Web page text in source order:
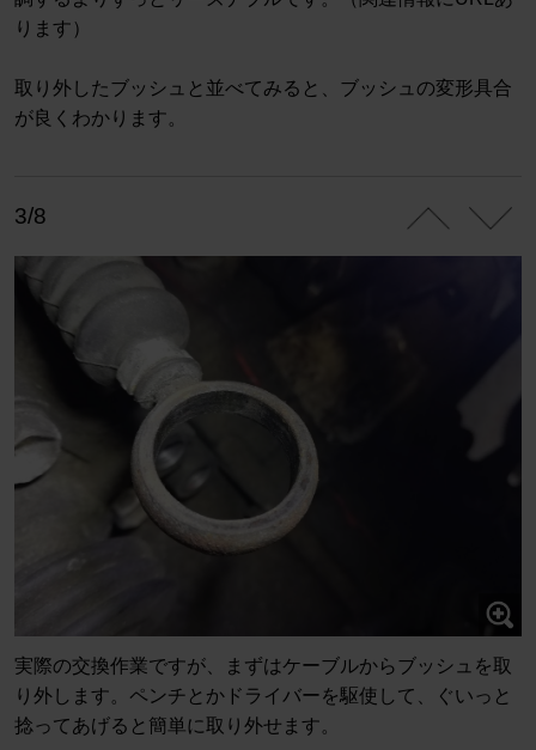
ります）
取り外したブッシュと並べてみると、ブッシュの変形具合
が良くわかります。
3/8
実際の交換作業ですが、まずはケーブルからブッシュを取
り外します。ペンチとかドライバーを駆使して、ぐいっと
捻ってあげると簡単に取り外せます。